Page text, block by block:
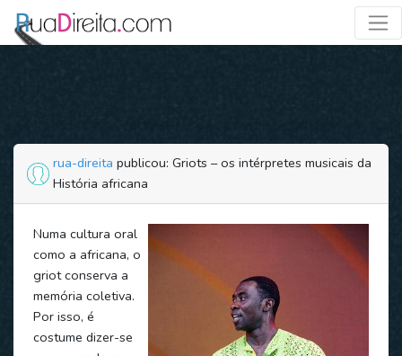
rua-direita publicou: Griots – os intérpretes musicais da
História africana
Numa cultura oral
como a africana, o
griot conserva a
memória coletiva.
Por isso, é
costume dizer-se